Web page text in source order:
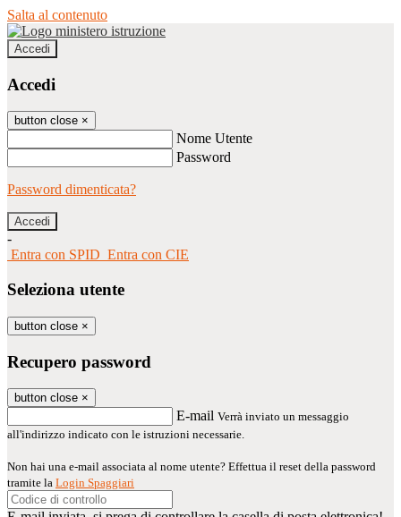
Salta al contenuto
Accedi
Accedi
button close ×
Nome Utente
Password
Password dimenticata?
-
Entra con SPID Entra con CIE
Seleziona utente
button close ×
Recupero password
button close ×
E-mail Verrà inviato un messaggio
all'indirizzo indicato con le istruzioni necessarie.
Non hai una e-mail associata al nome utente? Effettua il reset della password
tramite la Login Spaggiari